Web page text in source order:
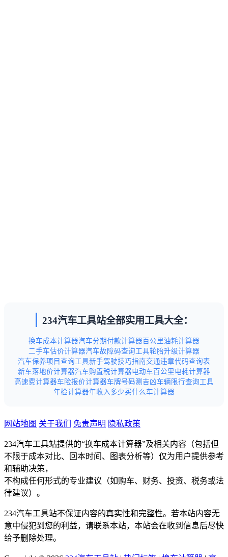
234汽车工具站全部实用工具大全：
换车成本计算器汽车分期付款计算器百公里油耗计算器
二手车估价计算器汽车故障码查询工具轮胎升级计算器
汽车保养项目查询工具新手驾驶技巧指南交通违章代码查询表
新车落地价计算器汽车购置税计算器电动车百公里电耗计算器
高速费计算器车险报价计算器车牌号码测吉凶车辆限行查询工具
年检计算器年收入多少买什么车计算器
网站地图 关于我们 免责声明 隐私政策
234汽车工具站提供的“换车成本计算器”及相关内容（包括但
不限于成本对比、回本时间、图表分析等）仅为用户提供参考
和辅助决策，
不构成任何形式的专业建议（如购车、财务、投资、税务或法
律建议）。
234汽车工具站不保证内容的真实性和完整性。若本站内容无
意中侵犯到您的利益，请联系本站，本站会在收到信息后尽快
给予删除处理。